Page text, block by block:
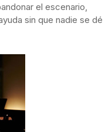
el escenario,
sin que nadie se dé